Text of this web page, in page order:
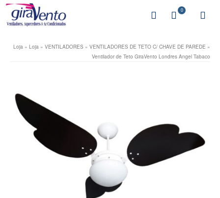
0
Loja » Loja » VENTILADORES » VENTILADORES DE TETO C/ CHAVE DE PAREDE »
Ventilador de Teto GiraVento Londres Angel Tabaco